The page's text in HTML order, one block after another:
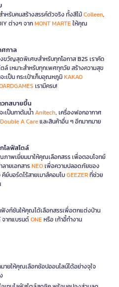
ำหรับคนสร้างสรรค์ตัวจริง ทั้งสีไม้Colleen,
ต่างๆ จากMONT MARTEให้คุณ
ศกาล
วัญสุดพิเศษสำหรับทุกโอกาส B2S เราคัด
ล์ เหมาะสำหรับทุกเพศทุกวัย สร้างความสุข
เป็น กระเป๋าเก็บอุณหภูมิKAKAO
เรามีครบ!
วกสบายขึ้น
ะเป็นกาต้มน้ำAnitech, เครื่องฟอกอากาศ
Double A Careและสินค้าอื่น ๆ อีกมากมาย
ไลฟ์สไตล์
าพเยี่ยมมาให้คุณเลือกสรร เพื่อตอบโจทย์
ายเอกสารNEOเพื่อความปลอดภัยของ
คีย์บอร์ดไร้สายเมาส์คอมโบGEEZERที่ช่วย
งก์ชันให้คุณได้เลือกสรรเพื่อตกแต่งบ้าน
จากแบรนด์ONEหรือ เก้าอี้ทำงาน
ายให้คุณเลือกช้อปออนไลน์ได้อย่างจุใจ